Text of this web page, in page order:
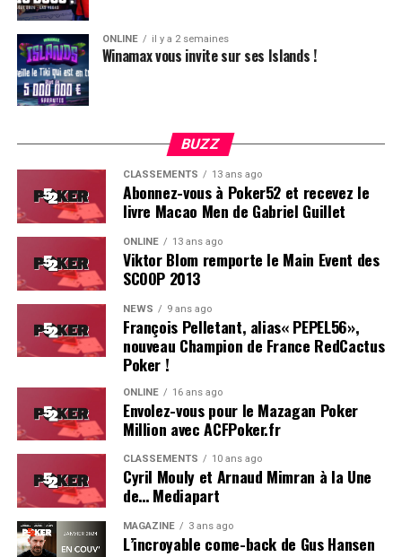
Soleau à gauche, sorti par Logghe au centre
ONLINE il y a 2 semaines
Winamax vous invite sur ses Islands !
BUZZ
CLASSEMENTS 13 ans ago
Abonnez-vous à Poker52 et recevez le
livre Macao Men de Gabriel Guillet
ONLINE 13 ans ago
Viktor Blom remporte le Main Event des
SCOOP 2013
NEWS 9 ans ago
François Pelletant, alias« PEPEL56»,
nouveau Champion de France RedCactus
Poker !
ONLINE 16 ans ago
Envolez-vous pour le Mazagan Poker
Million avec ACFPoker.fr
CLASSEMENTS 10 ans ago
Cyril Mouly et Arnaud Mimran à la Une
de… Mediapart
MAGAZINE 3 ans ago
L’incroyable come-back de Gus Hansen